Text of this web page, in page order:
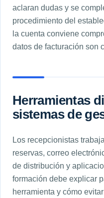
aclaran dudas y se
procedimiento del
la cuenta conviene
datos de facturación son
Herramientas
sistemas de
Los recepcionistas
reservas, correo
de distribución y
formación debe explicar
herramienta y cómo